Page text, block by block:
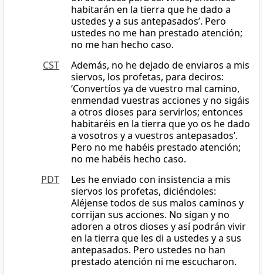
habitarán en la tierra que he dado a
ustedes y a sus antepasados’. Pero
ustedes no me han prestado atención;
no me han hecho caso.
CST
Además, no he dejado de enviaros a mis
siervos, los profetas, para deciros:
‘Convertíos ya de vuestro mal camino,
enmendad vuestras acciones y no sigáis
a otros dioses para servirlos; entonces
habitaréis en la tierra que yo os he dado
a vosotros y a vuestros antepasados’.
Pero no me habéis prestado atención;
no me habéis hecho caso.
PDT
Les he enviado con insistencia a mis
siervos los profetas, diciéndoles:
Aléjense todos de sus malos caminos y
corrijan sus acciones. No sigan y no
adoren a otros dioses y así podrán vivir
en la tierra que les di a ustedes y a sus
antepasados. Pero ustedes no han
prestado atención ni me escucharon.